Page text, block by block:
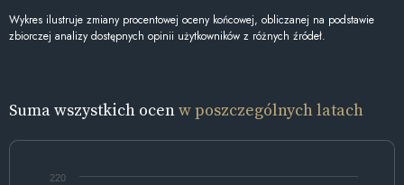
Wykres ilustruje zmiany procentowej oceny końcowej, obliczanej na podstawie
zbiorczej analizy dostępnych opinii użytkowników z różnych źródeł.
Suma wszystkich ocenw poszczególnych latach
220